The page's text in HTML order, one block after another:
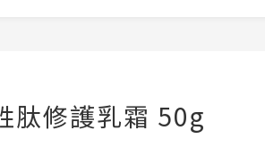
肽修護乳霜 50g